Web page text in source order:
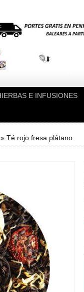
E INFUSIONES
Té rojo fresa plátano